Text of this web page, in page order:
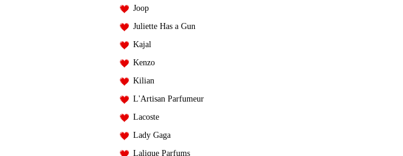
Joop
Juliette Has a Gun
Kajal
Kenzo
Kilian
L'Artisan Parfumeur
Lacoste
Lady Gaga
Lalique Parfums